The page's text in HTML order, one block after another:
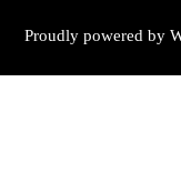
Proudly powered by